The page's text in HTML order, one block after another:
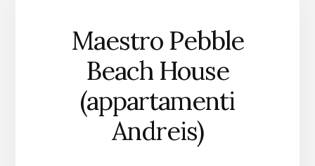
Maestro Pebble
Beach House
(appartamenti
Andreis)